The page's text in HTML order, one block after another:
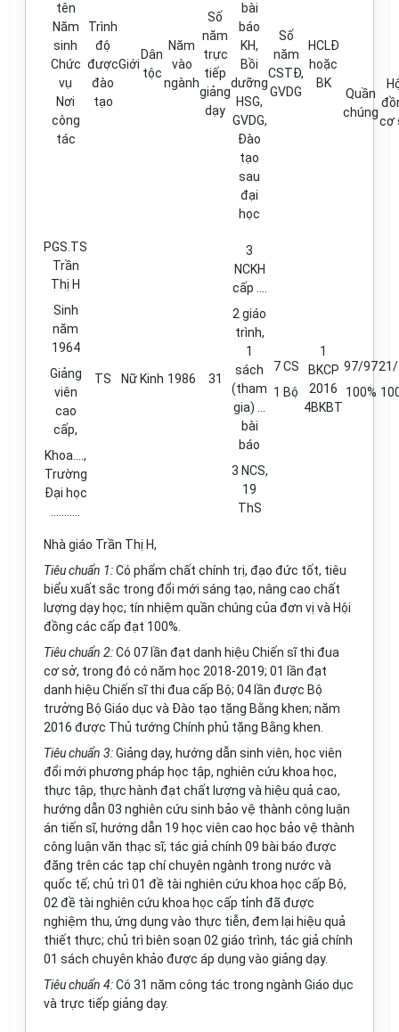
tên
Năm
sinh
Chức
vụ
Nơi
công
tác
Trình
độ
được
đào
tạo
Giới
Dân
tộc
Năm
vào
ngành
Số
năm
trực
tiếp
giảng
dạy
bài
báo
KH,
Bồi
dưỡng
HSG,
GVDG,
Đào
tạo
sau
đại
học
Số
năm
CSTĐ,
GVDG
HCLĐ
hoặc
BK
Quần
chúng
cơ
PGS.TS
Trần
Thị H
Sinh
năm
1964
Giảng
viên
cao
cấp,
Khoa....,
Trường
Đại học
TS Nữ Kinh 1986 31
3
NCKH
cấp ....
2 giáo
trình,
1
sách
(tham
gia) ...
bài
báo
3 NCS,
19
ThS
7 CS
1 Bộ
1
BKCP
2016
4BKBT
97/97
100%
Nhà giáo Trần Thị H,
Tiêu chuẩn 1:Có phẩm chất chính trị, đạo đức tốt, tiêu
biểu xuất sắc trong đổi mới sáng tạo, nâng cao chất
lượng dạy học; tín nhiệm quần chúng của đơn vị và Hội
đồng các cấp đạt 100%.
Tiêu chuẩn 2:Có 07 lần đạt danh hiệu Chiến sĩ thi đua
cơ sở, trong đó có năm học 2018-2019; 01 lần đạt
danh hiệu Chiến sĩ thi đua cấp Bộ; 04 lần được Bộ
trưởng Bộ Giáo dục và Đào tạo tặng Bằng khen; năm
2016 được Thủ tướng Chính phủ tặng Bằng khen.
Tiêu chuẩn 3:Giảng dạy, hướng dẫn sinh viên, học viên
đổi mới phương pháp học tập, nghiên cứu khoa học,
thực tập, thực hành đạt chất lượng và hiệu quả cao,
hướng dẫn 03 nghiên cứu sinh bảo vệ thành công luận
án tiến sĩ, hướng dẫn 19 học viên cao học bảo vệ thành
công luận văn thạc sĩ; tác giả chính 09 bài báo được
đăng trên các tạp chí chuyên ngành trong nước và
quốc tế; chủ trì 01 đề tài nghiên cứu khoa học cấp Bộ,
02 đề tài nghiên cứu khoa học cấp tỉnh đã được
nghiệm thu, ứng dụng vào thực tiễn, đem lại hiệu quả
thiết thực; chủ trì biên soạn 02 giáo trình, tác giả chính
01 sách chuyên khảo được áp dụng vào giảng dạy.
Tiêu chuẩn 4:Có 31 năm công tác trong ngành Giáo dục
và trực tiếp giảng dạy.